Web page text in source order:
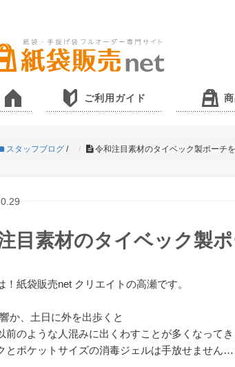
ご利用ガイド
スタッフブログ / 令和注目素材のタイベック製ポーチ
目素材のタイベック製
！紙袋販売net クリエイトの高瀬です。
か、土日に外を出歩くと
前のような人混みに出くわすことが多くなってき
とポケットサイズの消毒ジェルは手放せません…